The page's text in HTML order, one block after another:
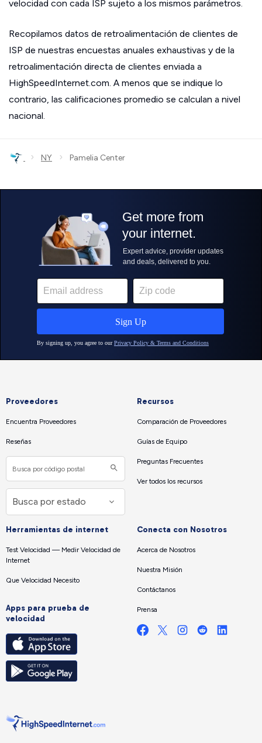
velocidad con cada ISP sujeto a los mismos parámetros.
Recopilamos datos de retroalimentación de clientes de
ISP de nuestras encuestas anuales exhaustivas y de la
retroalimentación directa de clientes enviada a
HighSpeedInternet.com. A menos que se indique lo
contrario, las calificaciones promedio se calculan a nivel
nacional.
› NY › Pamelia Center
Proveedores
Encuentra Proveedores
Reseñas
Recursos
Comparación de Proveedores
Guías de Equipo
Preguntas Frecuentes
Ver todos los recursos
Herramientas de internet
Test Velocidad — Medir Velocidad de
Internet
Que Velocidad Necesito
Apps para prueba de
velocidad
Conecta con Nosotros
Acerca de Nosotros
Nuestra Misión
Contáctanos
Prensa